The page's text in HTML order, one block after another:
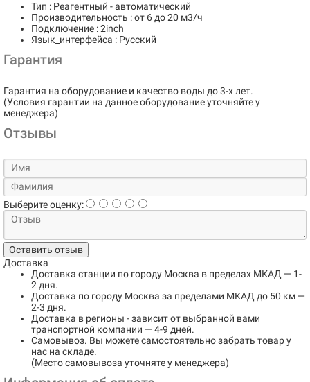
Тип : Реагентный - автоматический
Производительность : от 6 до 20 м3/ч
Подключение : 2inch
Язык_интерфейса : Русский
Гарантия
Гарантия на оборудование и качество воды до 3-х лет.
(Условия гарантии на данное оборудование уточняйте у
менеджера)
Отзывы
Выберите оценку:
Оставить отзыв
Доставка
Доставка станции по городу Москва в пределах МКАД — 1-
2 дня.
Доставка по городу Москва за пределами МКАД до 50 км —
2-3 дня.
Доставка в регионы - зависит от выбранной вами
транспортной компании — 4-9 дней.
Самовывоз. Вы можете самостоятельно забрать товар у
нас на складе.
(Место самовывоза уточняте у менеджера)